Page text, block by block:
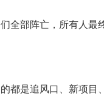
全部阵亡，所有人最
都是追风口、新项